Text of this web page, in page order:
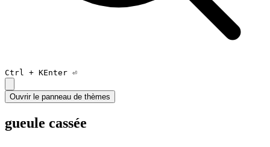
Ctrl + KEnter ⏎
Ouvrir le panneau de thèmes
gueule cassée